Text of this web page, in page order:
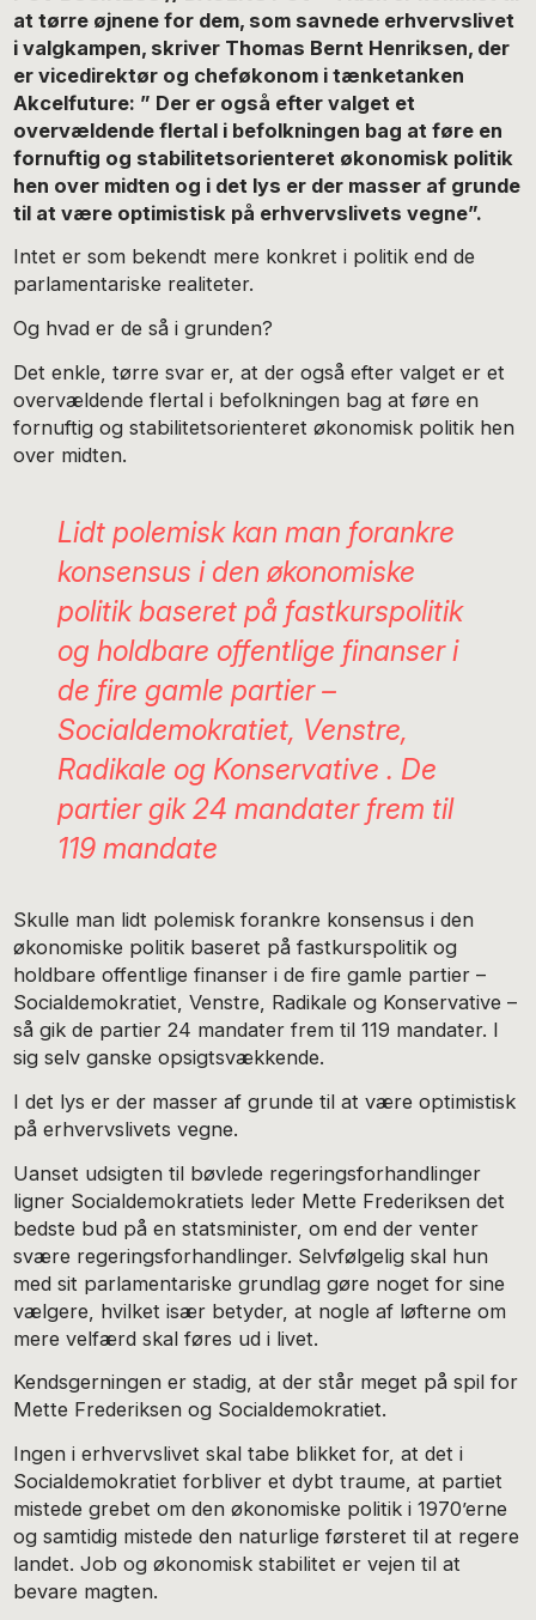
at tørre øjnene for dem, som savnede erhvervslivet
i valgkampen, skriver Thomas Bernt Henriksen, der
er vicedirektør og cheføkonom i tænketanken
Akcelfuture: ” Der er også efter valget et
overvældende flertal i befolkningen bag at føre en
fornuftig og stabilitetsorienteret økonomisk politik
hen over midten og i det lys er der masser af grunde
til at være optimistisk på erhvervslivets vegne”.
Intet er som bekendt mere konkret i politik end de
parlamentariske realiteter.
Og hvad er de så i grunden?
Det enkle, tørre svar er, at der også efter valget er et
overvældende flertal i befolkningen bag at føre en
fornuftig og stabilitetsorienteret økonomisk politik hen
over midten.
Lidt polemisk kan man forankre
konsensus i den økonomiske
politik baseret på fastkurspolitik
og holdbare offentlige finanser i
de fire gamle partier –
Socialdemokratiet, Venstre,
Radikale og Konservative . De
partier gik 24 mandater frem til
119 mandate
Skulle man lidt polemisk forankre konsensus i den
økonomiske politik baseret på fastkurspolitik og
holdbare offentlige finanser i de fire gamle partier –
Socialdemokratiet, Venstre, Radikale og Konservative –
så gik de partier 24 mandater frem til 119 mandater. I
sig selv ganske opsigtsvækkende.
I det lys er der masser af grunde til at være optimistisk
på erhvervslivets vegne.
Uanset udsigten til bøvlede regeringsforhandlinger
ligner Socialdemokratiets leder Mette Frederiksen det
bedste bud på en statsminister, om end der venter
svære regeringsforhandlinger. Selvfølgelig skal hun
med sit parlamentariske grundlag gøre noget for sine
vælgere, hvilket især betyder, at nogle af løfterne om
mere velfærd skal føres ud i livet.
Kendsgerningen er stadig, at der står meget på spil for
Mette Frederiksen og Socialdemokratiet.
Ingen i erhvervslivet skal tabe blikket for, at det i
Socialdemokratiet forbliver et dybt traume, at partiet
mistede grebet om den økonomiske politik i 1970’erne
og samtidig mistede den naturlige førsteret til at regere
landet. Job og økonomisk stabilitet er vejen til at
bevare magten.